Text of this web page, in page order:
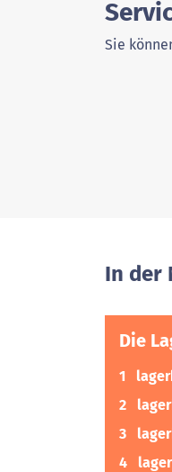
Sie
In der
Die
1
2
3
4